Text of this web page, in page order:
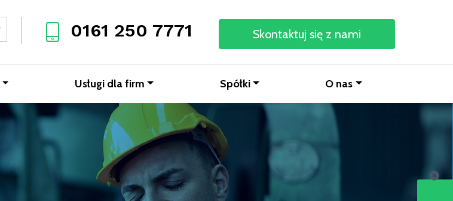
0161 250 7771 Skontaktuj się z nami
Usługi dla firm Spółki O nas